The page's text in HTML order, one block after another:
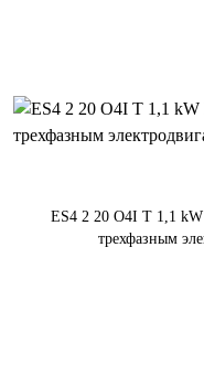
ES4 2 20 O4I T 1,1
трехфазным